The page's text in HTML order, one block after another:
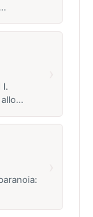
l.